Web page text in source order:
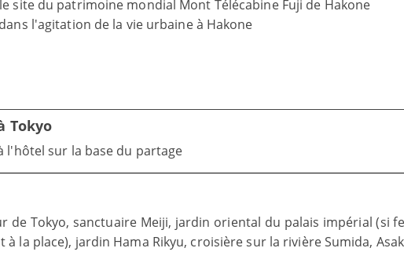
site du patrimoine mondial Mont Télécabine Fuji de Hakone
l'agitation de la vie urbaine à Hakone
Tokyo
l'hôtel sur la base du partage
de Tokyo, sanctuaire Meiji, jardin oriental du palais impérial (si
la place), jardin Hama Rikyu, croisière sur la rivière Sumida,